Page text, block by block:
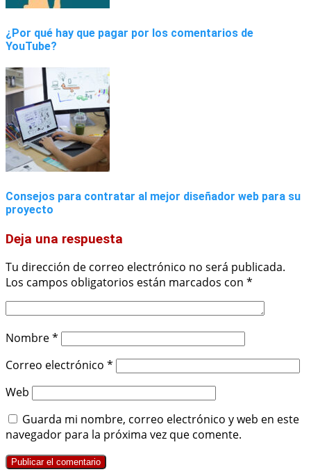
¿Por qué hay que pagar por los comentarios de
YouTube?
Consejos para contratar al mejor diseñador web para su
proyecto
Deja una respuesta
Tu dirección de correo electrónico no será publicada.
Los campos obligatorios están marcados con *
Nombre*
Correo electrónico *
Web
Guarda mi nombre, correo electrónico y web en este
navegador para la próxima vez que comente.